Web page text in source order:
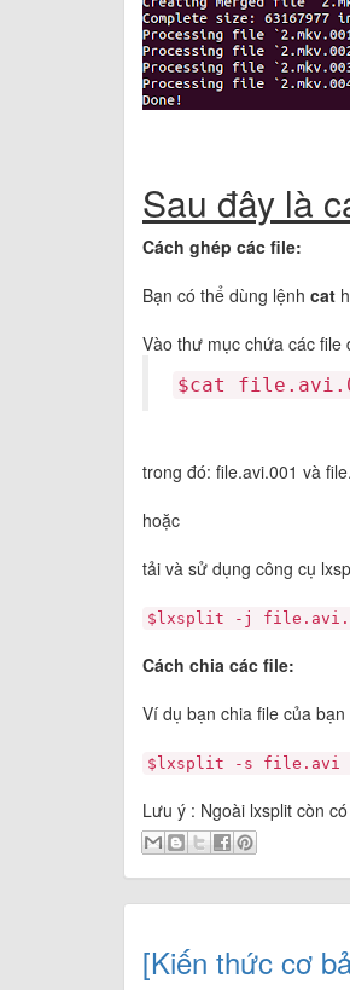
Sau đây là
Cách ghép các file:
Bạn có thể dùng lệnh cat
Vào thư mục chứa các file
$cat
trong đó: file.avi.001 và
hoặc
tải và sử dụng công cụ
$lxsplit -j
Cách chia các file:
Ví dụ bạn chia file của
$lxsplit -s file.avi
Lưu ý : Ngoài lxsplit còn
[Kiến thức cơ